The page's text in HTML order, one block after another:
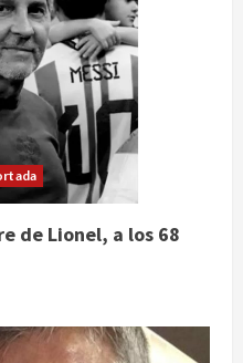
de Lionel, a los 68